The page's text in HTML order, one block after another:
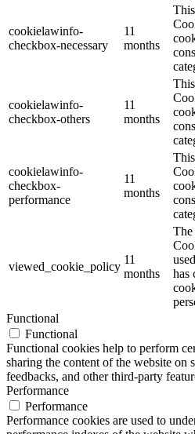
cookielawinfo-
checkbox-necessary
11
months
cookielawinfo-
checkbox-others
11
months
cookielawinfo-
checkbox-
performance
11
months
viewed_cookie_policy
11
months
The
has
Functional
Functional
Functional cookies help to perform
sharing the content of the website on
feedbacks, and other third-party
Performance
Performance
Performance cookies are used to